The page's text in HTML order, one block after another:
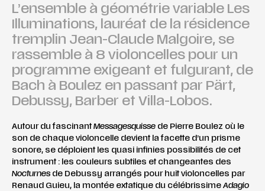
L’ensemble à géométrie variable Les
Illuminations, lauréat de la résidence
tremplin Jean-Claude Malgoire, se
rassemble à 8 violoncelles pour un
programme exigeant et fulgurant, de
Bach à Boulez en passant par Pärt,
Debussy, Barber et Villa-Lobos.
Autour du fascinantMessagesquisse de Pierre Boulez où le
son de chaque violoncelle devient la facette d’un prisme
sonore, se déploient les quasi infinies possibilités de cet
instrument : les couleurs subtiles et changeantes des
Nocturnes de Debussy arrangés pour huit violoncelles par
Renaud Guieu, la montée extatique du célébrissimeAdagio